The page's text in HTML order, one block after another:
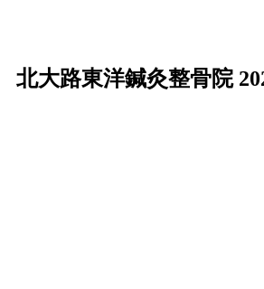
大路東洋鍼灸整骨院